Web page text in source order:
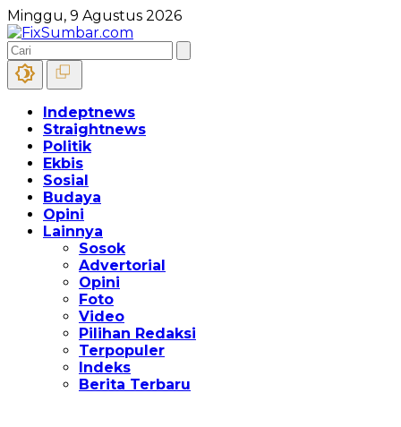
Minggu, 9 Agustus 2026
Indeptnews
Straightnews
Politik
Ekbis
Sosial
Budaya
Opini
Lainnya
Sosok
Advertorial
Opini
Foto
Video
Pilihan Redaksi
Terpopuler
Indeks
Berita Terbaru